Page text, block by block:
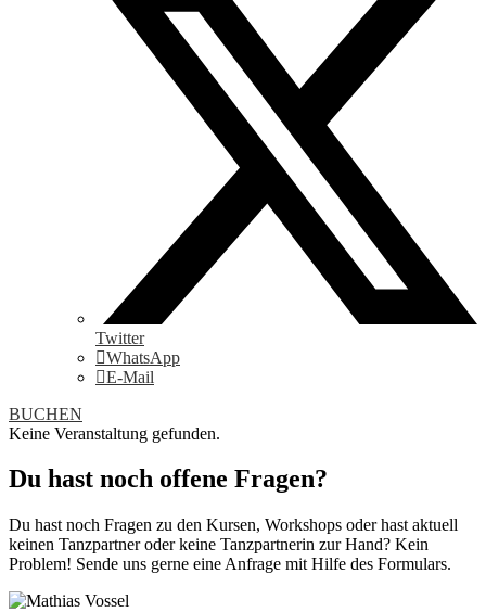
Twitter
WhatsApp
E-Mail
BUCHEN
Keine Veranstaltung gefunden.
Du hast noch offene Fragen?
Du hast noch Fragen zu den Kursen, Workshops oder hast aktuell
keinen Tanzpartner oder keine Tanzpartnerin zur Hand? Kein
Problem! Sende uns gerne eine Anfrage mit Hilfe des Formulars.